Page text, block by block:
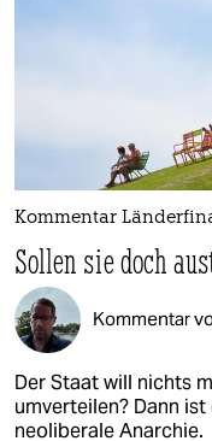
Kommentar
Sollen sie doch
Kommentar
Der Staat will nichts
umverteilen? Dann
neoliberale Anarchie.